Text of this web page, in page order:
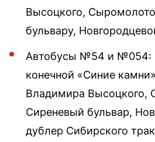
Высоцкого,
бульвару,
Автобусы №54 и №054:
конечной «Синие
Владимира Высоцкого,
Сиреневый бульвар,
дублер Сибирского